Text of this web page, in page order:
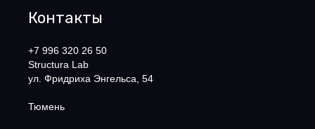
Контакты
+7 996 320 26 50
Structura Lab
ул. Фридриха Энгельса, 54
Тюмень